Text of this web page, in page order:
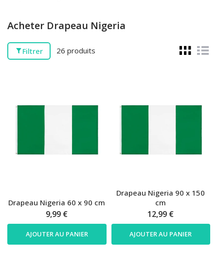
Acheter Drapeau Nigeria
Filtrer 26 produits
Drapeau Nigeria 60 x 90 cm
9,99 €
AJOUTER AU PANIER
Drapeau Nigeria 90 x 150
cm
12,99 €
AJOUTER AU PANIER